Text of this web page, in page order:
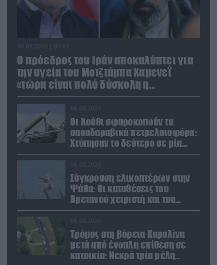
Ο πρόεδρος του Ιράν αποκαλύπτει για
την υγεία του Μοτζτάμπα Χαμενεΐ
«τώρα είναι πολύ δύσκολη η
επικοινωνία»
Οι Χούθι σφυροκοπούν τα
σαουδαραβικά πετρελαιοφόρα:
Χτύπησαν το δεύτερο σε μία
ημέρα στην Ερυθρά Θάλασσα
Σύγκρουση ελικοπτέρων στην
Ψάθα: Οι καταθέσεις του
Βρετανού χειριστή και του
Έλληνα πιλότου από το δεύτερο
Τρόμος στη βόρεια Καρολίνα
μετά από ένοπλη επίθεση σε
κατοικία: Νεκρά τρία μέλη